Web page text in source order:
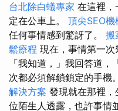
台北除白蟻專家 在這裡，
定在公車上。 頂尖SEO機
任何事情感到驚訝了。 搬
鬆療程 現在，事情第一次
「我知道，」我回答道
次都必須解鎖鎖定的手機。
解決方案 發現就在那裡，
位陌生人透露，也許事情